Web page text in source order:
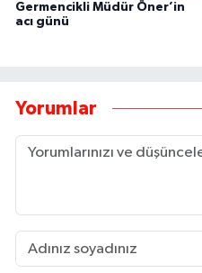
Germencikli Müdür Öner’in
acı günü
Yorumlar